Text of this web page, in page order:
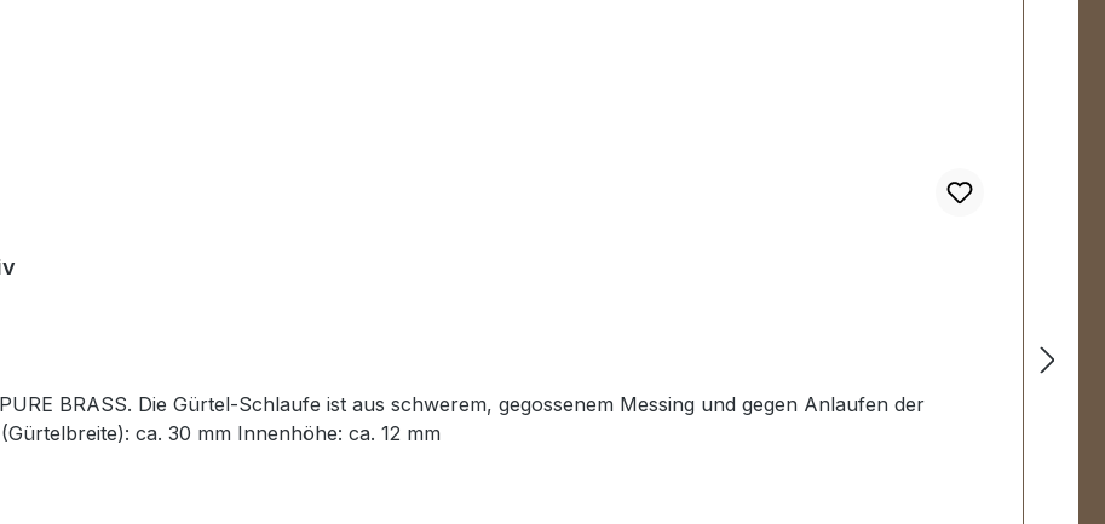
BRASS. Die Gürtel-Schlaufe ist aus schwerem, gegossenem Messing und gegen Anlaufen der
ca. 30 mm Innenhöhe: ca. 12 mm